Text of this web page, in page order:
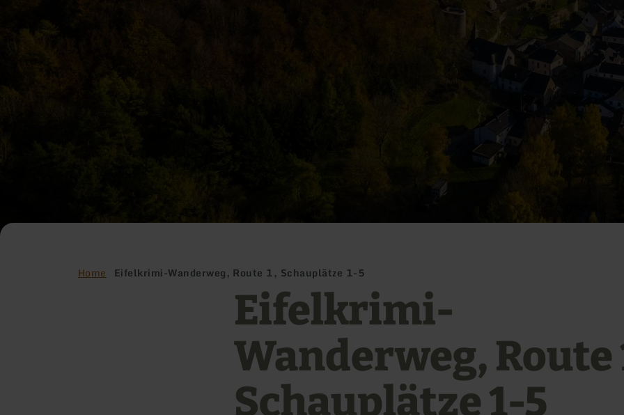
Home Eifelkrimi-Wanderweg, Route 1, Schauplätze 1-5
Eifelkrimi-
Wanderweg, Route
Schauplätze 1-5